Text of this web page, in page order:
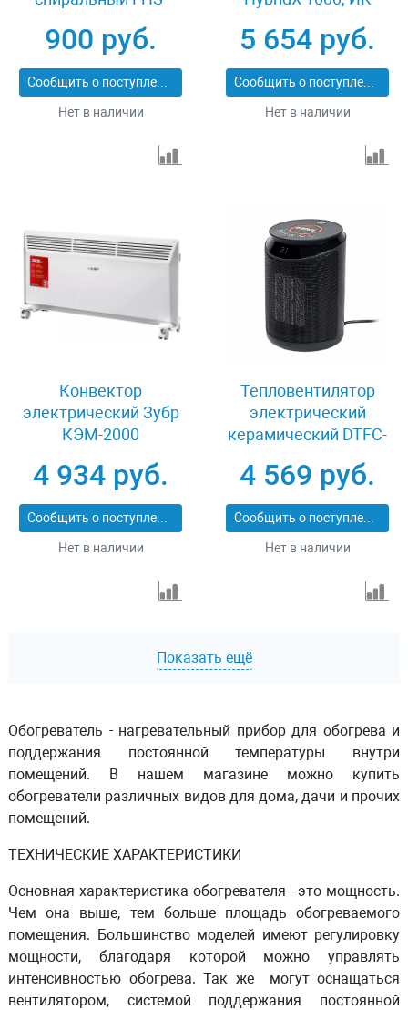
MATRIX 96413
900 руб.
Сообщить о поступлении
Нет в наличии
цифровой термостат
Denzel 98118
5 654 руб.
Сообщить о поступлении
Нет в наличии
Конвектор
электрический Зубр
КЭМ-2000
4 934 руб.
Сообщить о поступлении
Нет в наличии
Тепловентилятор
электрический
керамический DTFC-
Denzel 96419
4 569 руб.
Сообщить о поступлении
Нет в наличии
Показать ещё
Обогреватель - нагревательный прибор для обогрева и
поддержания постоянной температуры внутри
помещений. В нашем магазине можно купить
обогреватели различных видов для дома, дачи и прочих
помещений.
ТЕХНИЧЕСКИЕ ХАРАКТЕРИСТИКИ
Основная характеристика обогревателя - это мощность.
Чем она выше, тем больше площадь обогреваемого
помещения. Большинство моделей имеют регулировку
мощности, благодаря которой можно управлять
интенсивностью обогрева. Так же могут оснащаться
вентилятором, системой поддержания постоянной